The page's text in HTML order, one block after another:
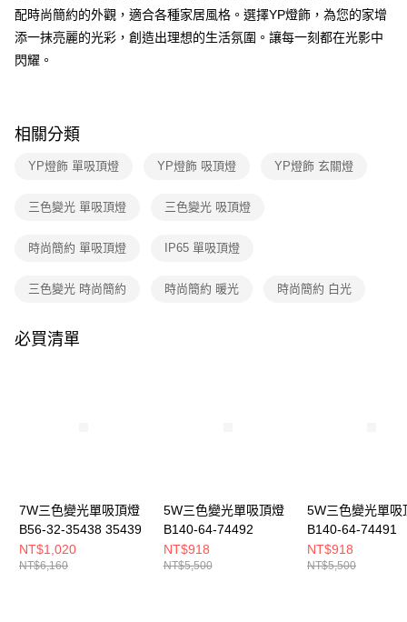
AFTEE先享後付是「在收到商品之後才付款」的支付方式。 讓您購物簡單
便利好安心！
１．簡單：不需註冊會員、不需綁卡、不需儲值。
２．便利：只要手機號碼，簡訊認證，即可結帳。
結帳頁面，進行簡訊認證並確認金額後，即可完成結帳。
３．收到繳費通知簡訊後14天內，點擊此簡訊中的連結，可透過四大超商／
※ 請注意：結帳手續完成當下不需立刻繳費，但若您需要取消訂單，請聯絡
※ 交易是否成功請以「AFTEE先享後付 」之結帳頁面顯示為準，若有關於
客戶支援中心」https://netprotections.freshdesk.com/support/home
１．透過由恩沛科技股份有限公司提供之「AFTEE先享後付」服務完成之交
５．嚴禁一人註冊多個帳號或使用他人資訊註冊。若發現惡意使用之情形，
恩沛科技股份有限公司將有權停止該用戶之使用額度並採取法律行動。
配時尚簡約的外觀，適合各種家居風格。選擇YP燈飾，為您的家增
添一抹亮麗的光彩，創造出理想的生活氛圍。讓每一刻都在光影中
閃耀。
相關分類
YP燈飾 單吸頂燈 YP燈飾 吸頂燈 YP燈飾 玄關燈
三色變光 單吸頂燈 三色變光 吸頂燈
時尚簡約 單吸頂燈 IP65 單吸頂燈
三色變光 時尚簡約 時尚簡約 暖光 時尚簡約 白光
必買清單
7W三色變光單吸頂燈
B56-32-35438 35439
NT$1,020
NT$6,160
5W三色變光單吸頂燈
B140-64-74492
NT$918
NT$5,500
5W三色變光單吸
B140-64-74491
NT$918
NT$5,500